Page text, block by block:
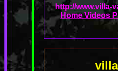
http://www.villa-
Home Videos